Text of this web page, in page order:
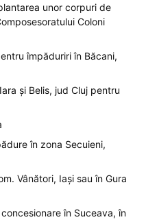
unor corpuri de
Coloni
împăduriri în Băcani,
și Belis, jud Cluj pentru
în zona Secuieni,
Vânători, Iași sau în Gura
în Suceava, în